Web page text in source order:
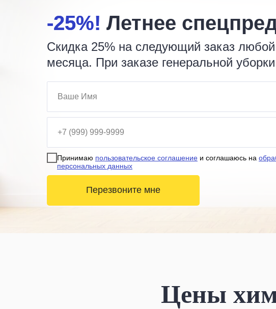
-25%!
-25%! Летнее
Принимаю пользовательское соглашение и соглашаюсь на
персональных данных
Перезвоните мне
Скидка 25% на следующий заказ любой
месяца. При заказе генеральной
Цены